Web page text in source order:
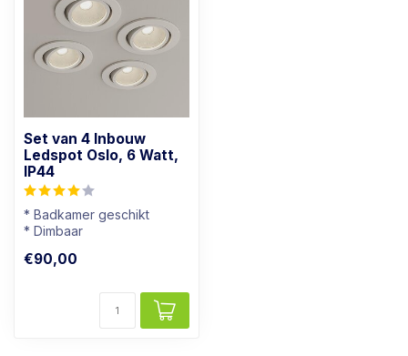
Set van 4 Inbouw
Ledspot Oslo, 6 Watt,
IP44
* Badkamer geschikt
* Dimbaar
* Wit Armatuur
€90,00